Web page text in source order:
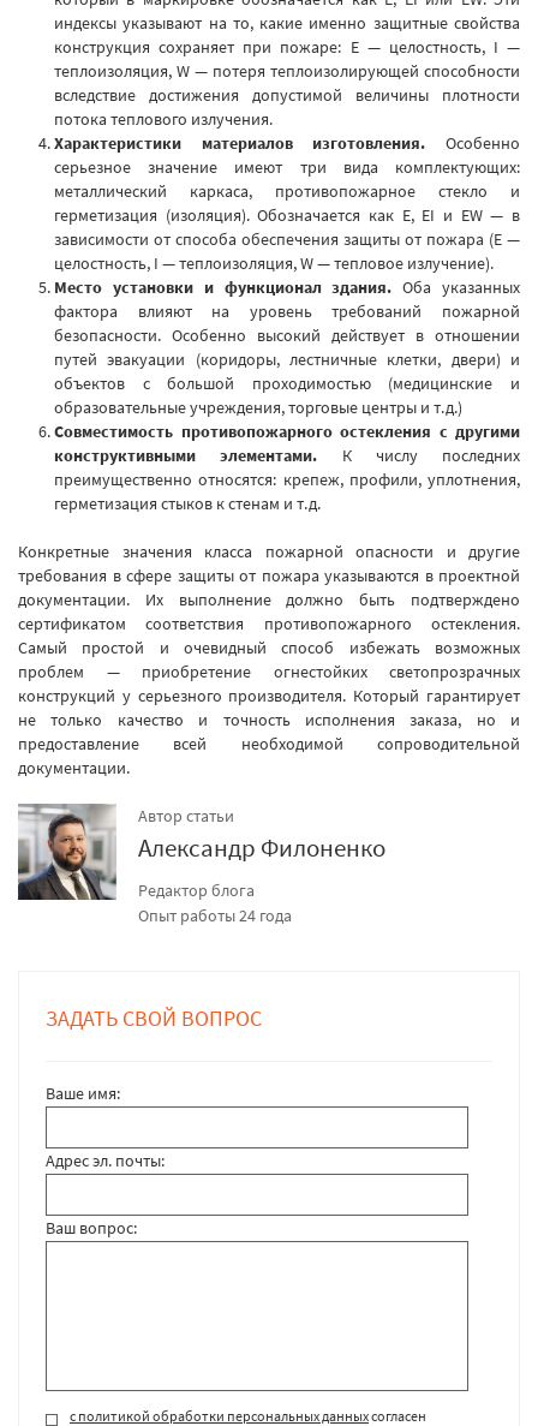
индексы указывают на то, какие именно защитные свойства
конструкция сохраняет при пожаре: E — целостность, I —
теплоизоляция, W — потеря теплоизолирующей способности
вследствие достижения допустимой величины плотности
потока теплового излучения.
Характеристики материалов изготовления. Особенно
серьезное значение имеют три вида комплектующих:
металлический каркаса, противопожарное стекло и
герметизация (изоляция). Обозначается как E, EI и EW — в
зависимости от способа обеспечения защиты от пожара (E —
целостность, I — теплоизоляция, W — тепловое излучение).
Место установки и функционал здания. Оба указанных
фактора влияют на уровень требований пожарной
безопасности. Особенно высокий действует в отношении
путей эвакуации (коридоры, лестничные клетки, двери) и
объектов с большой проходимостью (медицинские и
образовательные учреждения, торговые центры и т.д.)
Совместимость противопожарного остекления с другими
конструктивными элементами. К числу последних
преимущественно относятся: крепеж, профили, уплотнения,
герметизация стыков к стенам и т.д.
Конкретные значения класса пожарной опасности и другие
требования в сфере защиты от пожара указываются в проектной
документации. Их выполнение должно быть подтверждено
сертификатом соответствия противопожарного остекления.
Самый простой и очевидный способ избежать возможных
проблем — приобретение огнестойких светопрозрачных
конструкций у серьезного производителя. Который гарантирует
не только качество и точность исполнения заказа, но и
предоставление всей необходимой сопроводительной
документации.
Автор статьи
Александр Филоненко
Редактор блога
Опыт работы 24 года
ЗАДАТЬ СВОЙ ВОПРОС
Ваше имя:
Адрес эл. почты:
Ваш вопрос:
с политикой обработки персональных данныхсогласен